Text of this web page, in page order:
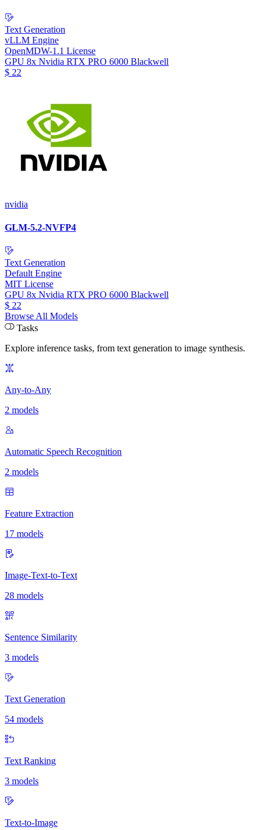
Text Generation
vLLM Engine
OpenMDW-1.1 License
GPU 8x Nvidia RTX PRO 6000 Blackwell
$ 22
nvidia
GLM-5.2-NVFP4
Text Generation
Default Engine
MIT License
GPU 8x Nvidia RTX PRO 6000 Blackwell
$ 22
Browse All Models
Tasks
Explore inference tasks, from text generation to image synthesis.
Any-to-Any
2 models
Automatic Speech Recognition
2 models
Feature Extraction
17 models
Image-Text-to-Text
28 models
Sentence Similarity
3 models
Text Generation
54 models
Text Ranking
3 models
Text-to-Image